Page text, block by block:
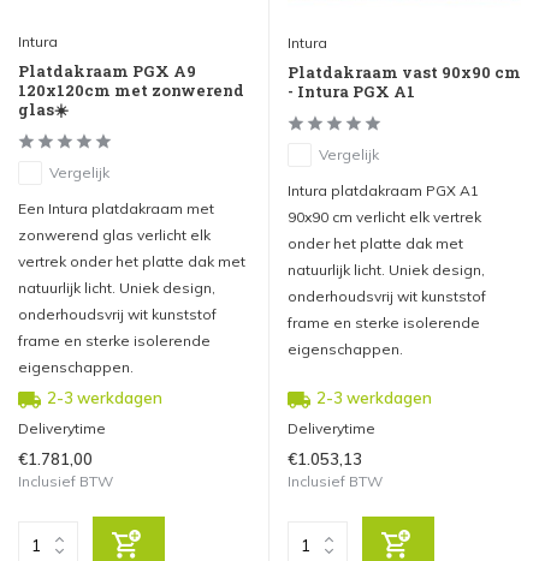
Intura
Platdakraam PGX A9
120x120cm met zonwerend
glas☀️
Vergelijk
Een Intura platdakraam met
zonwerend glas verlicht elk
vertrek onder het platte dak met
natuurlijk licht. Uniek design,
onderhoudsvrij wit kunststof
frame en sterke isolerende
eigenschappen.
2-3 werkdagen
Deliverytime
€1.781,00
Inclusief BTW
Intura
Platdakraam vast 90x90 cm
- Intura PGX A1
Vergelijk
Intura platdakraam PGX A1
90x90 cm verlicht elk vertrek
onder het platte dak met
natuurlijk licht. Uniek design,
onderhoudsvrij wit kunststof
frame en sterke isolerende
eigenschappen.
2-3 werkdagen
Deliverytime
€1.053,13
Inclusief BTW